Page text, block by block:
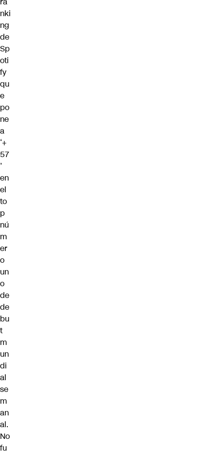
nki
ng
de
Sp
oti
fy
qu
e
po
ne
a
‘+
57
’
en
el
to
p
nú
m
er
o
un
o
de
de
bu
t
m
un
di
al
se
m
an
al.
No
fu